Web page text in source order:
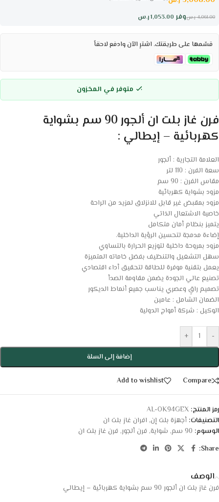
وفر 1,053.00ر.س 4,061.00 ر.س
قسّمها على طريقتك. اشترِ الآن وادفع لاحقاً
متوفر في المخزون
فرن غاز بلت ان ألجور 90 سم بشواية
كهربائية – إيطالي :
العلامة التجارية : ألجور
سعة الفرن : 110 لتر
مقاس الفرن : 90 سم
مزود بشواية كهربائية
مزود بمقبض غير قابل للانزلاق لمزيد من الراحة
خاصية الاشتعال الذاتي
يتميز بنظام أمان متكامل
إضاءة مدمجة لتحسين الرؤية الداخلية.
مزود بمروحة داخلية لتوزيع الحرارة بالتساوي
سهل التشغيل والتنظيف بفضل خاماته المتميزة
يعمل بتقنية موفرة للطاقة لتحقيق أداء اقتصادي
تصنيع عالي الجودة يضمن مقاومة الصدأ
تصميم راقٍ وعصري يناسب جميع أنماط الديكور
الضمان الشامل : عامين
الوكيل : شركة أمواج الدولية
-
+
إضافة إلى السلة
Compare
Add to wishlist
رمز المنتج:AL-OK94GEX
التصنيفات: أجهزة بلت إن, افران غاز بلت ان
الوسوم: 90 سم , شواية, فرن ألجور, فرن غاز بلت ان
Share:
الوصف
فرن غاز بلت ان ألجور 90 سم بشواية كهربائية – إيطالي